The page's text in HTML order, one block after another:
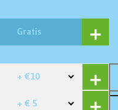
Gratis
+ €10
+ € 5